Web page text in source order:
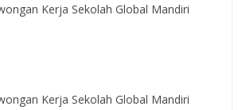
Kerja Sekolah Global Mandiri
Kerja Sekolah Global Mandiri